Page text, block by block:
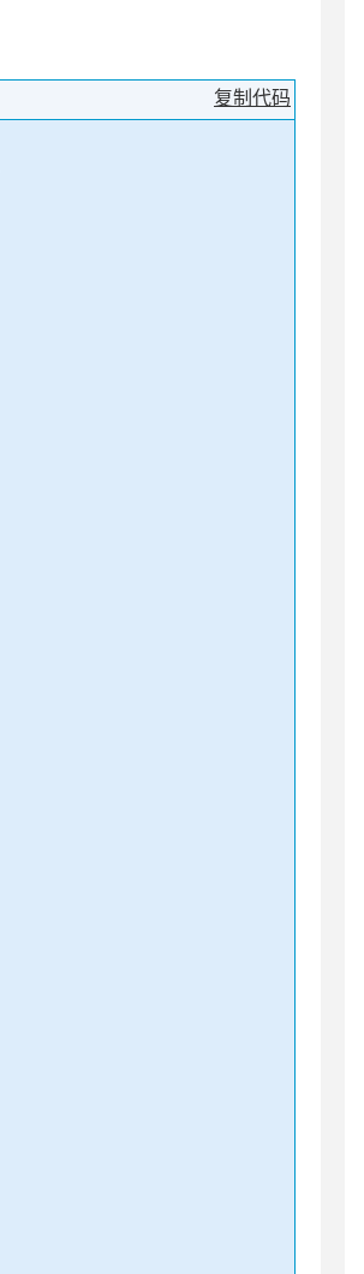
复制代码